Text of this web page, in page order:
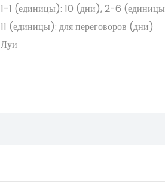
1-1 (единицы): 10 (дни), 2-6
11 (единицы): для переговоров (дни)
Луи